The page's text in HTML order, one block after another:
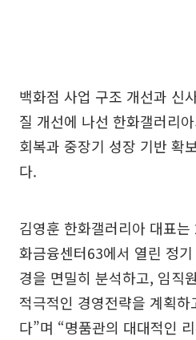
백화점 사업 구조 개선과 신
질 개선에 나선 한화갤러리
회복과 중장기 성장 기반 확
다.
김영훈 한화갤러리아 대표
화금융센터63에서 열린 정
경을 면밀히 분석하고, 임직
적극적인 경영전략을 계획
다”며 “명품관의 대대적인